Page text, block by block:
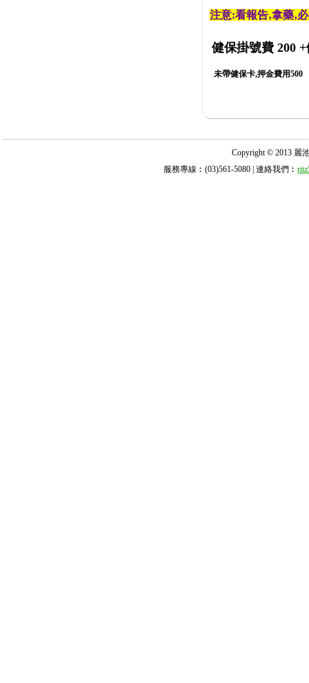
注意:看報告‚拿藥‚
健保掛號費 200 +
未帶健保卡,押金費用500
Copyright © 2013 麗
服務專線︰(03)561-5080 | 連絡我們︰